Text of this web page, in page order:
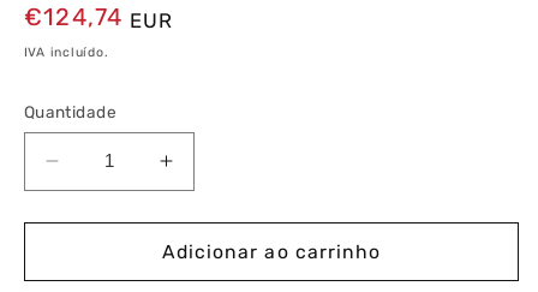
Preço
normal
€124,74 EUR
IVA incluído.
Quantidade
Diminuir
a
quantidade
Caixa
Aumentar
a
quantidade
de
Caixa
Adicionar ao carrinho